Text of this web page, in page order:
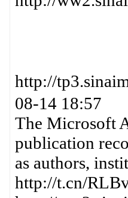
http://
08-14 18:57
The Microsoft
publication
as authors,
http://t.cn/